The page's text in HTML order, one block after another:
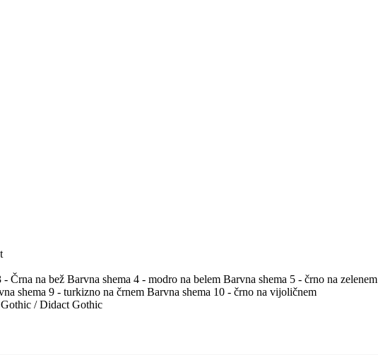
- Črna na bež Barvna shema 4 - modro na belem Barvna shema 5 - črno na zelenem
shema 9 - turkizno na črnem Barvna shema 10 - črno na vijoličnem
/ Didact Gothic